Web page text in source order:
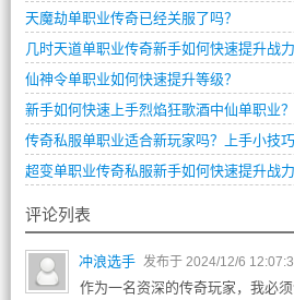
天魔劫单职业传奇已经关服了吗？
几时天道单职业传奇新手如何快速提升战力
仙神令单职业如何快速提升等级？
新手如何快速上手烈焰狂歌酒中仙单职业？
传奇私服单职业适合新玩家吗？上手小技巧
超变单职业传奇私服新手如何快速提升战力
评论列表
冲浪选手 发布于 2024/12/6
作为一名资深的传奇玩家，我必